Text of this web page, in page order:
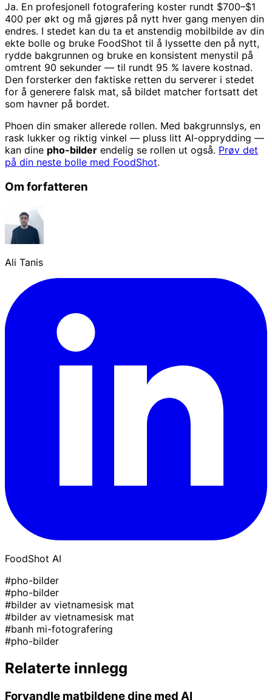
Ja. En profesjonell fotografering koster rundt $700–$1
400 per økt og må gjøres på nytt hver gang menyen din
endres. I stedet kan du ta et anstendig mobilbilde av din
ekte bolle og bruke FoodShot til å lyssette den på nytt,
rydde bakgrunnen og bruke en konsistent menystil på
omtrent 90 sekunder — til rundt 95 % lavere kostnad.
Den forsterker den faktiske retten du serverer i stedet
for å generere falsk mat, så bildet matcher fortsatt det
som havner på bordet.
Phoen din smaker allerede rollen. Med bakgrunnslys, en
rask lukker og riktig vinkel — pluss litt AI-opprydding —
kan dine pho-bilder endelig se rollen ut også. Prøv det
på din neste bolle med FoodShot.
Om forfatteren
Ali Tanis
FoodShot AI
#pho-bilder
#pho-bilder
#bilder av vietnamesisk mat
#bilder av vietnamesisk mat
#banh mi-fotografering
#pho-bilder
Relaterte innlegg
Forvandle matbildene dine med AI